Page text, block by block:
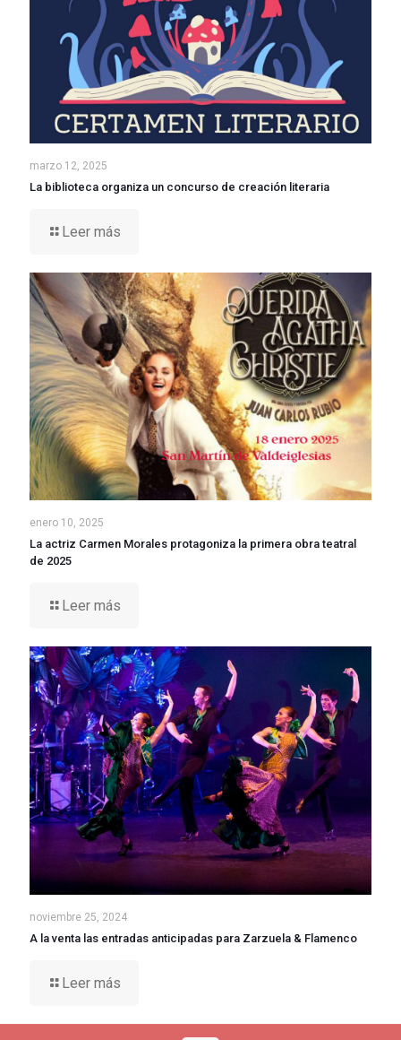
marzo 12, 2025
La biblioteca organiza un concurso de creación literaria
Leer más
enero 10, 2025
La actriz Carmen Morales protagoniza la primera obra teatral
de 2025
Leer más
noviembre 25, 2024
A la venta las entradas anticipadas para Zarzuela & Flamenco
Leer más